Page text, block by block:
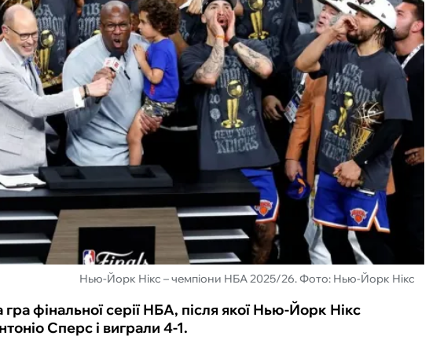
Нью-Йорк Нікс – чемпіони НБА 2025/26. Фото: Нью-Йорк Нікс
фінальної серії НБА, після якої Нью-Йорк Нікс
Сперс і виграли 4-1.